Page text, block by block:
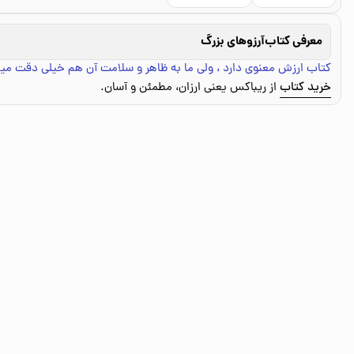
معرفی کتابآرزوهای بزرگ
کتاب ارزش معنوی دارد ، ولی ما به ظاهر و سلامت آن هم خیلی دقت
خرید کتاب از ریباکس یعنی ارزان، مطمئن و آسان.